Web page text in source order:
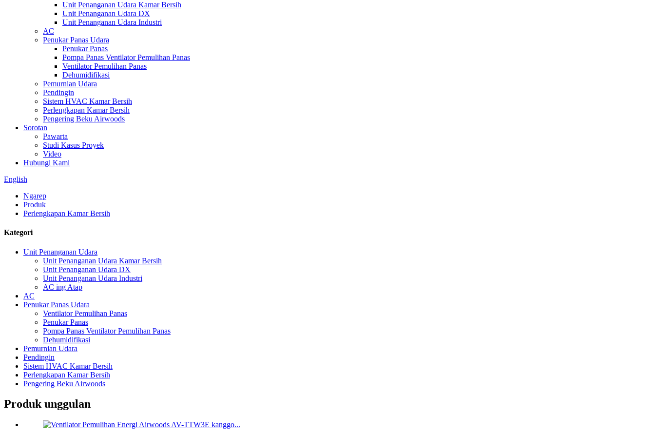
Unit Penanganan Udara Kamar Bersih
Unit Penanganan Udara DX
Unit Penanganan Udara Industri
AC
Penukar Panas Udara
Penukar Panas
Pompa Panas Ventilator Pemulihan Panas
Ventilator Pemulihan Panas
Dehumidifikasi
Pemurnian Udara
Pendingin
Sistem HVAC Kamar Bersih
Perlengkapan Kamar Bersih
Pengering Beku Airwoods
Sorotan
Pawarta
Studi Kasus Proyek
Video
Hubungi Kami
English
Ngarep
Produk
Perlengkapan Kamar Bersih
Kategori
Unit Penanganan Udara
Unit Penanganan Udara Kamar Bersih
Unit Penanganan Udara DX
Unit Penanganan Udara Industri
AC ing Atap
AC
Penukar Panas Udara
Ventilator Pemulihan Panas
Penukar Panas
Pompa Panas Ventilator Pemulihan Panas
Dehumidifikasi
Pemurnian Udara
Pendingin
Sistem HVAC Kamar Bersih
Perlengkapan Kamar Bersih
Pengering Beku Airwoods
Produk unggulan